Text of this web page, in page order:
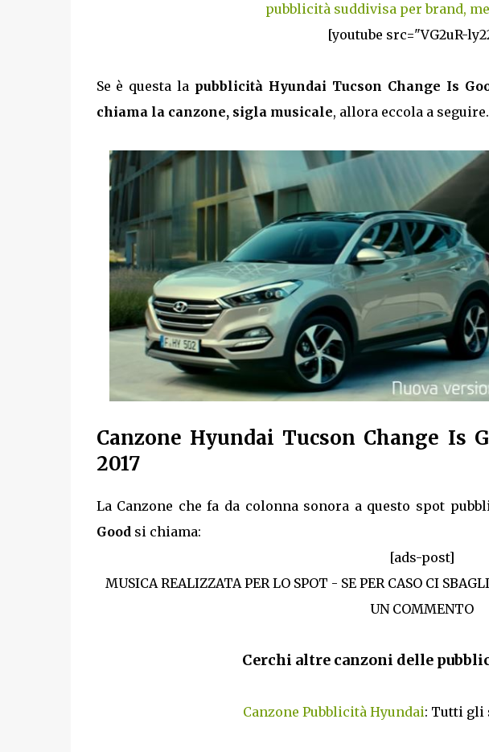
pubblicità suddivisa per brand,
[youtube src="VG2uR-
Se è questa la pubblicità Hyundai Tucson Change Is
chiama la canzone, sigla musicale, allora eccola a seguire.
Canzone Hyundai Tucson Change Is
2017
La Canzone che fa da colonna sonora a questo spot
Good si chiama:
[ads-post]
MUSICA REALIZZATA PER LO SPOT - SE PER CASO CI
UN COMMENTO
Cerchi altre canzoni delle
Canzone Pubblicità Hyundai: Tutti gli